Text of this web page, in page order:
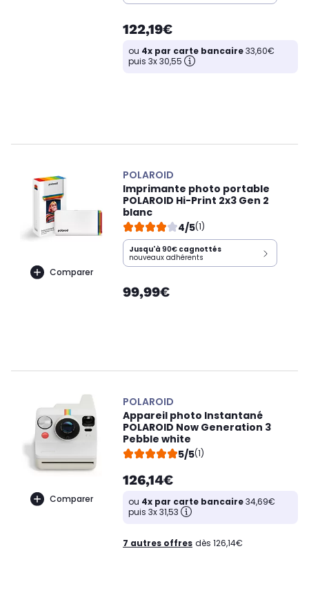
122,19€
ou 4x par carte bancaire33,60€
puis 3x 30,55
Comparer
POLAROID
Imprimante photo portable
POLAROID Hi-Print 2x3 Gen 2
blanc
4/5(1)
Jusqu'à 90€ cagnottés
nouveaux adhérents
99,99€
Comparer
POLAROID
Appareil photo Instantané
POLAROID Now Generation 3
Pebble white
5/5(1)
126,14€
ou 4x par carte bancaire34,69€
puis 3x 31,53
7 autres offres dès 126,14€